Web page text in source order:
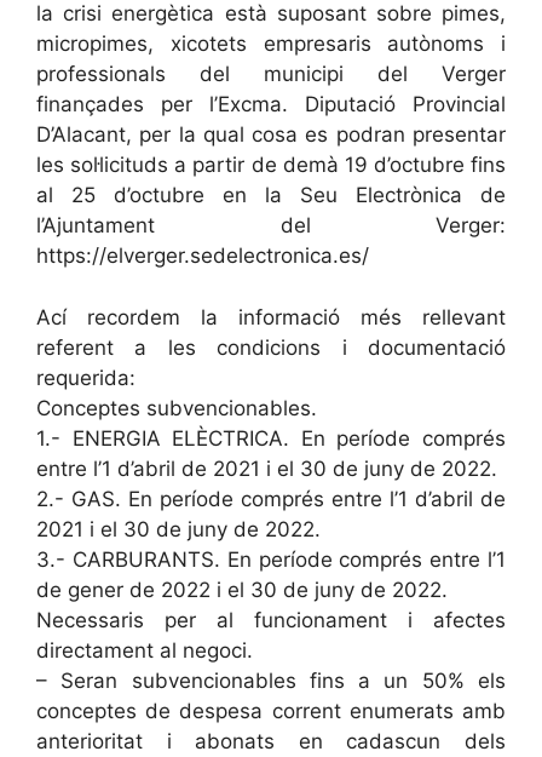
la crisi energètica està suposant sobre pimes,
micropimes, xicotets empresaris autònoms i
professionals del municipi del Verger
finançades per l’Excma. Diputació Provincial
D’Alacant, per la qual cosa es podran presentar
les sol·licituds a partir de demà 19 d’octubre fins
al 25 d’octubre en la Seu Electrònica de
l’Ajuntament del Verger:
https://elverger.sedelectronica.es/
Ací recordem la informació més rellevant
referent a les condicions i documentació
requerida:
Conceptes subvencionables.
1.- ENERGIA ELÈCTRICA. En període comprés
entre l’1 d’abril de 2021 i el 30 de juny de 2022.
2.- GAS. En període comprés entre l’1 d’abril de
2021 i el 30 de juny de 2022.
3.- CARBURANTS. En període comprés entre l’1
de gener de 2022 i el 30 de juny de 2022.
Necessaris per al funcionament i afectes
directament al negoci.
– Seran subvencionables fins a un 50% els
conceptes de despesa corrent enumerats amb
anterioritat i abonats en cadascun dels